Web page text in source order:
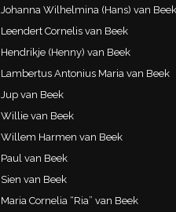
Johanna Wilhelmina (Hans) van Beek
Leendert Cornelis van Beek
Hendrikje (Henny) van Beek
Lambertus Antonius Maria van Beek
Jup van Beek
Willie van Beek
Willem Harmen van Beek
Paul van Beek
Sien van Beek
Maria Cornelia “Ria” van Beek